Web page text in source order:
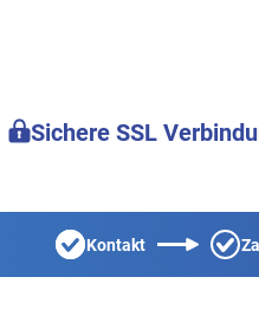
Sichere SSL
Kontakt